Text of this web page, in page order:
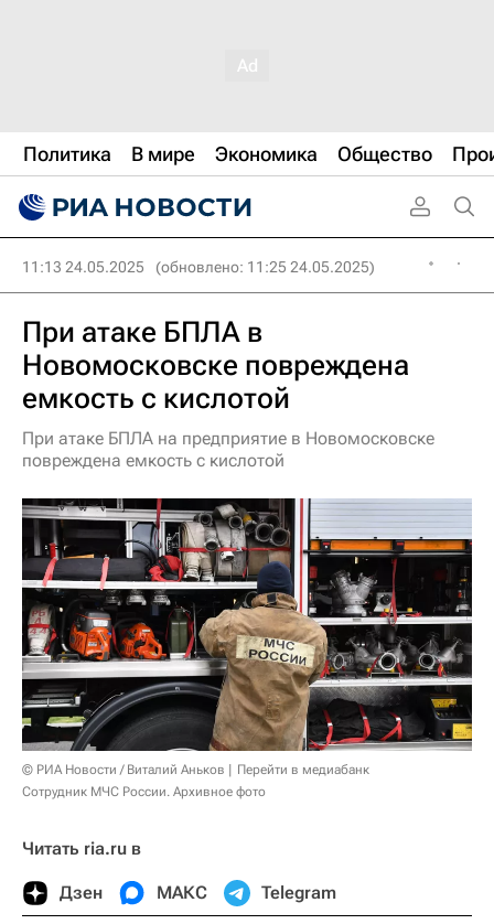
Политика В мире Экономика Общество
11:13 24.05.2025 (обновлено: 11:25 24.05.2025)
При атаке БПЛА в
Новомосковске повреждена
емкость с кислотой
При атаке БПЛА на предприятие в Новомосковске
повреждена емкость с кислотой
© РИА Новости / Виталий Аньков
Перейти в медиабанк
Сотрудник МЧС России. Архивное фото
Читать ria.ru в
Дзен МАКС Telegram